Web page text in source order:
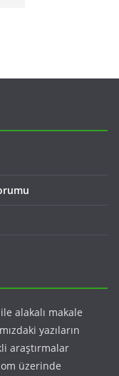
alakalı makale
yazıların
araştırmalar
üzerinde